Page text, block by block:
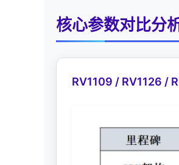
核心参数对比分
RV1109 / RV1126 /